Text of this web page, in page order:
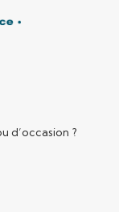
d’occasion ?